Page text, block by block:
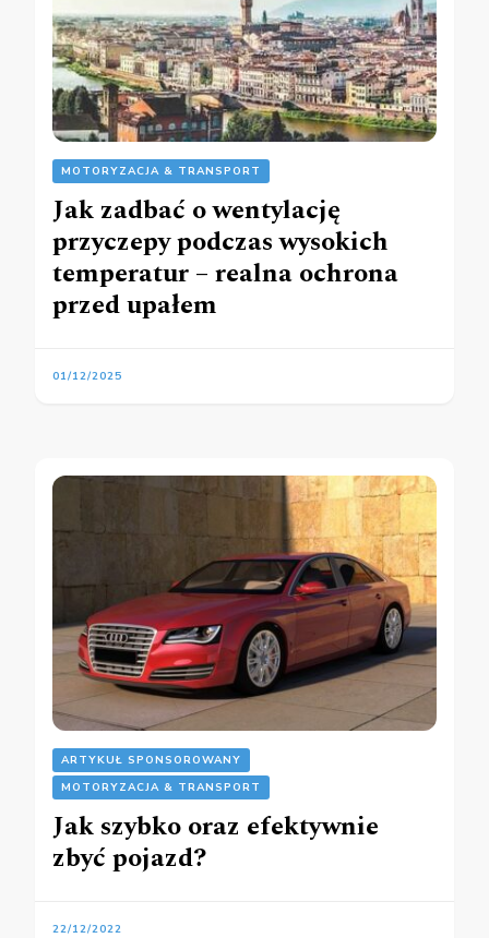
MOTORYZACJA & TRANSPORT
Jak zadbać o wentylację
przyczepy podczas wysokich
temperatur – realna ochrona
przed upałem
01/12/2025
ARTYKUŁ SPONSOROWANY
MOTORYZACJA & TRANSPORT
Jak szybko oraz efektywnie
zbyć pojazd?
22/12/2022